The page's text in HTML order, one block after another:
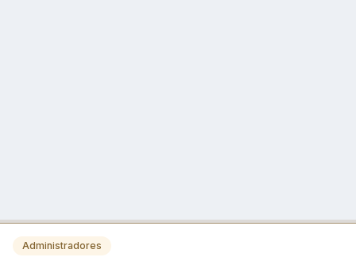
Administradores